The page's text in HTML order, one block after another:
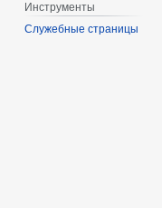
Инструменты
Служебные страницы